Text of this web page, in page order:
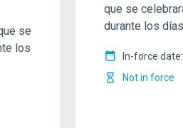
se
los
que se
durante los
In-force date
Not in force